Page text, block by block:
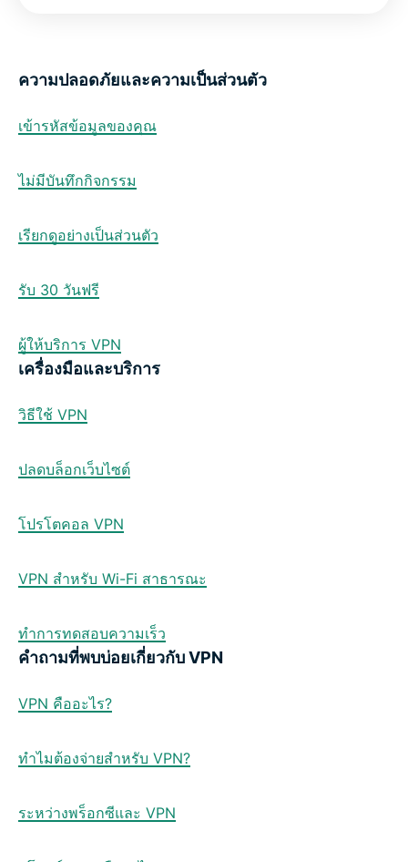
ความปลอดภัยและความเป็นส่วนตัว
เข้ารหัสข้อมูลของคุณ
ไม่มีบันทึกกิจกรรม
เรียกดูอย่างเป็นส่วนตัว
รับ 30 วันฟรี
ผู้ให้บริการ VPN
เครื่องมือและบริการ
วิธีใช้ VPN
ปลดบล็อกเว็บไซต์
โปรโตคอล VPN
VPN สำหรับ Wi-Fi สาธารณะ
ทำการทดสอบความเร็ว
คำถามที่พบบ่อยเกี่ยวกับ VPN
VPN คืออะไร?
ทำไมต้องจ่ายสำหรับ VPN?
ระหว่างพร็อกซีและ VPN